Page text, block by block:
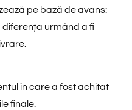
pe bază de avans:
diferența urmând a fi
în care a fost achitat
finale.